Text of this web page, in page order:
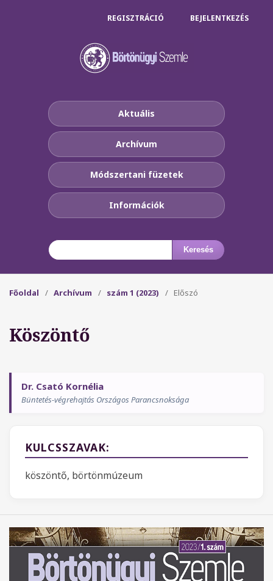
Aktuális
Archívum
Módszertani füzetek
Információk
Keresés
REGISZTRÁCIÓ BEJELENTKEZÉS
Főoldal / Archívum / szám 1 (2023) / Előszó
Köszöntő
Dr. Csató Kornélia
Büntetés-végrehajtás Országos Parancsnoksága
KULCSSZAVAK:
köszöntő, börtönmúzeum